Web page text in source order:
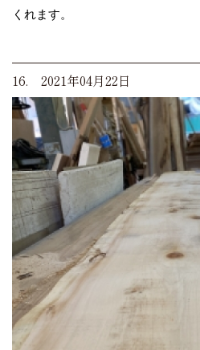
くれます。
16. 2021年04月22日